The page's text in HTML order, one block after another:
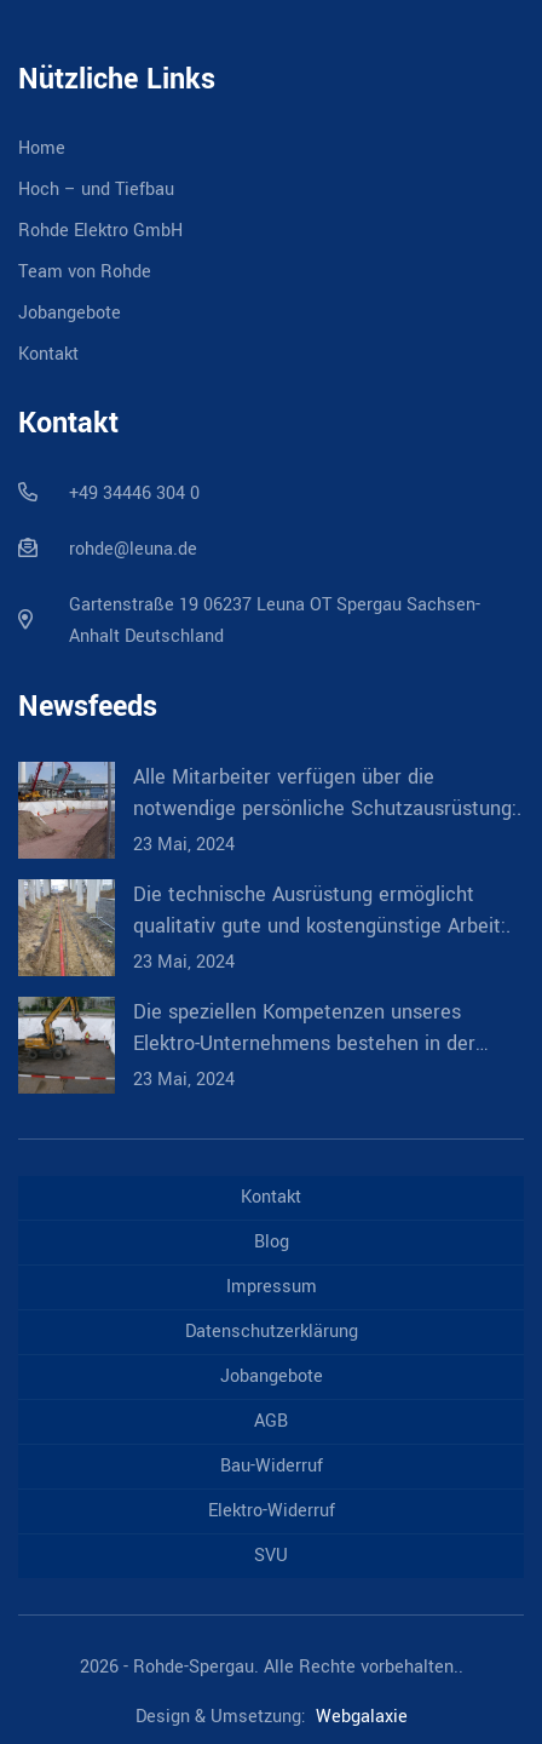
Nützliche Links
Home
Hoch – und Tiefbau
Rohde Elektro GmbH
Team von Rohde
Jobangebote
Kontakt
Kontakt
+49 34446 304 0
rohde@leuna.de
Gartenstraße 19 06237 Leuna OT Spergau Sachsen-
Anhalt Deutschland
Newsfeeds
Alle Mitarbeiter verfügen über die
notwendige persönliche Schutzausrüstung:.
23 Mai, 2024
Die technische Ausrüstung ermöglicht
qualitativ gute und kostengünstige Arbeit:.
23 Mai, 2024
Die speziellen Kompetenzen unseres
Elektro-Unternehmens bestehen in der
Umsetzung von Aufträgen in den
23 Mai, 2024
Kontakt
Blog
Impressum
Datenschutzerklärung
Jobangebote
AGB
Bau-Widerruf
Elektro-Widerruf
SVU
2026 - Rohde-Spergau. Alle Rechte vorbehalten..
Design & Umsetzung: Webgalaxie